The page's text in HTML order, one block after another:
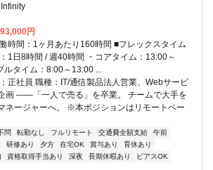
円
時間：1ヶ月あたり160時間 ■フレックスタイム
1日8時間 / 週40時間 ・コアタイム：13:00～
ルタイム：8:00～13:00 ...
正社員 職種：IT/通信製品法人営業、Webサービ
画 ――「一人で売る」を卒業。 チームで大手を
ネージャーへ。 ※本ポジションはリモートベー
問 転勤なし フルリモート 交通費全額支給
午前
研修あり 夕方 在宅OK 賞与あり
育休あり
資格取得手当あり 深夜 長期休暇あり
ピアスOK